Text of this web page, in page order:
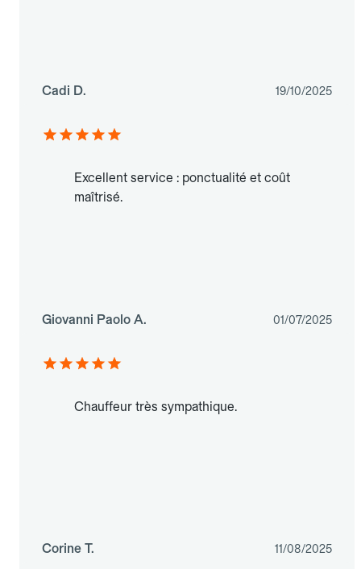
Cadi D. 19/10/2025
Excellent service : ponctualité et coût
maîtrisé.
Giovanni Paolo A. 01/07/2025
Chauffeur très sympathique.
Corine T. 11/08/2025